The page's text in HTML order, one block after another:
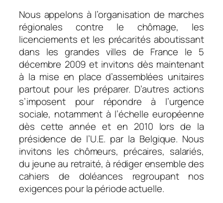
Nous appelons à l’organisation de marches
régionales contre le chômage, les
licenciements et les précarités aboutissant
dans les grandes villes de France le 5
décembre 2009 et invitons dès maintenant
à la mise en place d’assemblées unitaires
partout pour les préparer. D’autres actions
s’imposent pour répondre à l’urgence
sociale, notamment à l’échelle européenne
dès cette année et en 2010 lors de la
présidence de l’U.E. par la Belgique. Nous
invitons les chômeurs, précaires, salariés,
du jeune au retraité, à rédiger ensemble des
cahiers de doléances regroupant nos
exigences pour la période actuelle.